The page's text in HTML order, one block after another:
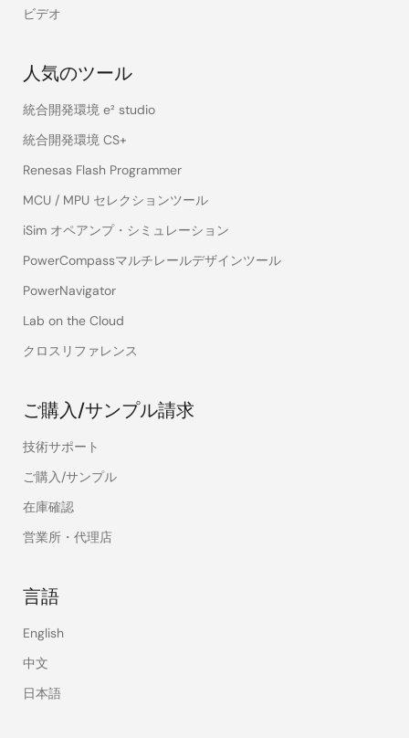
ビデオ
人気のツール
統合開発環境 e² studio
統合開発環境 CS+
Renesas Flash Programmer
MCU / MPU セレクションツール
iSim オペアンプ・シミュレーション
PowerCompassマルチレールデザインツール
PowerNavigator
Lab on the Cloud
クロスリファレンス
ご購入/サンプル請求
技術サポート
ご購入/サンプル
在庫確認
営業所・代理店
言語
English
中文
日本語